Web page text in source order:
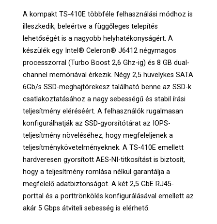
A kompakt TS-410E többféle felhasználási módhoz is
illeszkedik, beleértve a függőleges telepítés
lehetőségét is a nagyobb helyhatékonyságért. A
készülék egy Intel® Celeron® J6412 négymagos
processzorral (Turbo Boost 2,6 Ghz-ig) és 8 GB dual-
channel memóriával érkezik. Négy 2,5 hüvelykes SATA
6Gb/s SSD-meghajtórekesz található benne az SSD-k
csatlakoztatásához a nagy sebességű és stabil írási
teljesítmény eléréséért. A felhasználók rugalmasan
konfigurálhatják az SSD-gyorsítótárat az IOPS-
teljesítmény növeléséhez, hogy megfeleljenek a
teljesítménykövetelményeknek. A TS-410E emellett
hardveresen gyorsított AES-NI-titkosítást is biztosít,
hogy a teljesítmény romlása nélkül garantálja a
megfelelő adatbiztonságot. A két 2,5 GbE RJ45-
porttal és a porttrönkölés konfigurálásával emellett az
akár 5 Gbps átviteli sebesség is elérhető.